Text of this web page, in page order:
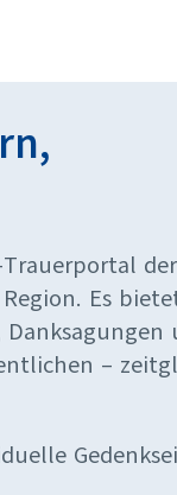
der
Es
–